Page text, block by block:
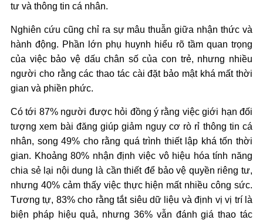
tư và thông tin cá nhân.
Nghiên cứu cũng chỉ ra sự mâu thuẫn giữa nhận thức và
hành động. Phần lớn phụ huynh hiểu rõ tầm quan trọng
của việc bảo vệ dấu chân số của con trẻ, nhưng nhiều
người cho rằng các thao tác cài đặt bảo mật khá mất thời
gian và phiền phức.
Có tới 87% người được hỏi đồng ý rằng việc giới hạn đối
tượng xem bài đăng giúp giảm nguy cơ rò rỉ thông tin cá
nhân, song 49% cho rằng quá trình thiết lập khá tốn thời
gian. Khoảng 80% nhận định việc vô hiệu hóa tính năng
chia sẻ lại nội dung là cần thiết để bảo vệ quyền riêng tư,
nhưng 40% cảm thấy việc thực hiện mất nhiều công sức.
Tương tự, 83% cho rằng tắt siêu dữ liệu và định vị vị trí là
biện pháp hiệu quả, nhưng 36% vẫn đánh giá thao tác